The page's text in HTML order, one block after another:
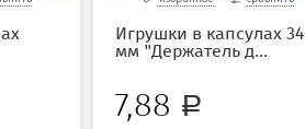
Игрушки в капсулах 34
мм "Держатель д...
7,88 Р